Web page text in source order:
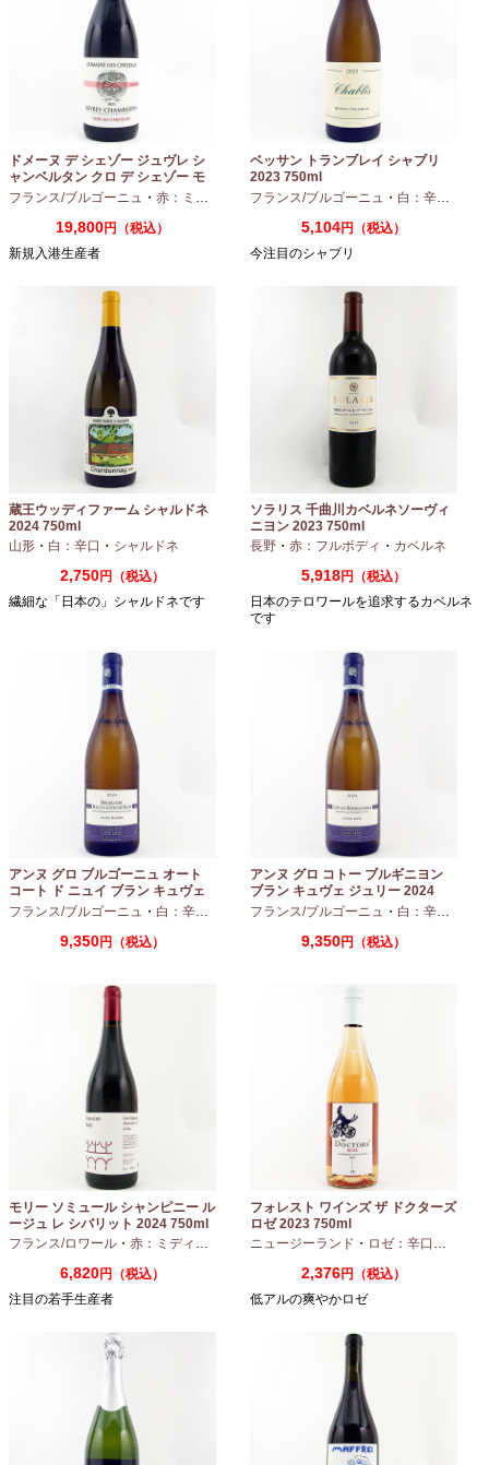
ドメーヌ デ シェゾー ジュヴレ シ
ャンベルタン クロ デ シェゾー モ
ノポール 2023 750ml
フランス/ブルゴーニュ ・ 赤：ミディアムボディ ・ピノノワール
19,800円（税込）
新規入港生産者
ベッサン トランブレイ シャブリ
2023 750ml
フランス/ブルゴーニュ ・ 白：辛口
5,104円（税込）
今注目のシャブリ
蔵王ウッディファーム シャルドネ
2024 750ml
山形 ・ 白：辛口 ・ シャルドネ
2,750円（税込）
繊細な「日本の」シャルドネです
ソラリス 千曲川カベルネソーヴィ
ニヨン 2023 750ml
長野 ・ 赤：フルボディ ・ カベルネ
5,918円（税込）
日本のテロワールを追求するカベルネ
です
アンヌ グロ ブルゴーニュ オート
コート ド ニュイ ブラン キュヴェ
マリーヌ 2024 750ml
フランス/ブルゴーニュ ・ 白：辛口 シャルドネ
9,350円（税込）
アンヌ グロ コトー ブルギニヨン
ブラン キュヴェ ジュリー 2024
フランス/ブルゴーニュ ・ 白：辛口
9,350円（税込）
モリー ソミュール シャンピニー ル
ージュ レ シバリット 2024 750ml
フランス/ロワール ・ 赤：ミディアムボディ ・カベルネフラン
6,820円（税込）
注目の若手生産者
フォレスト ワインズ ザ ドクターズ
ロゼ 2023 750ml
ニュージーランド ・ ロゼ：辛口 ・
2,376円（税込）
低アルの爽やかロゼ